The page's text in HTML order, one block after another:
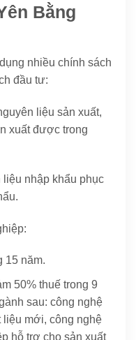
Bằng
nhiều chính sách
đầu tư:
liệu sản xuất,
xuất được trong
liệu nhập khẩu phục
15 năm.
50% thuế trong 9
sau: công nghệ
mới, công nghệ
hỗ trợ cho sản xuất